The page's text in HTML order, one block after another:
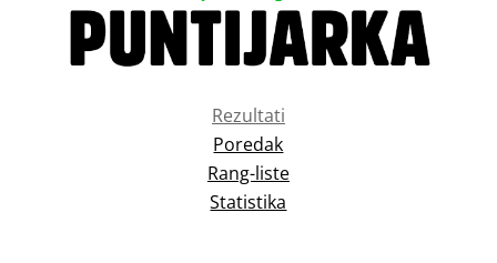
Rezultati
Poredak
Rang-liste
Statistika